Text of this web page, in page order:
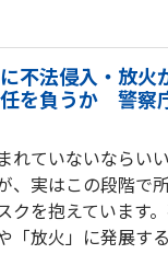
不法侵入・放火
を負うか 警察
まれていないならい
、実はこの段階で
クを抱えています
「放火」に発展す